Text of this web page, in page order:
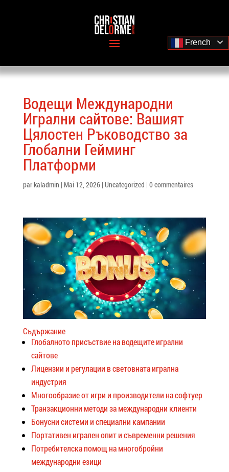
Водещи Международни
Игрални сайтове: Вашият
Цялостен Ръководство за
Глобални Гейминг
Платформи
parkaladmin | Mai 12, 2026| Uncategorized | 0 commentaires
Съдържание
Глобалното присъствие на водещите игрални
сайтове
Лицензии и регулации в световната игрална
индустрия
Многообразие от игри и производители на софтуер
Транзакционни методи за международни клиенти
Бонусни системи и специални кампании
Портативен игрален опит и съвременни решения
Потребителска помощ на многобройни
международни езици
French